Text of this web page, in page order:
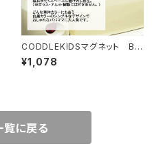
CODDLEKIDSマグネット Ba
by in car
¥1,078
覧に戻る